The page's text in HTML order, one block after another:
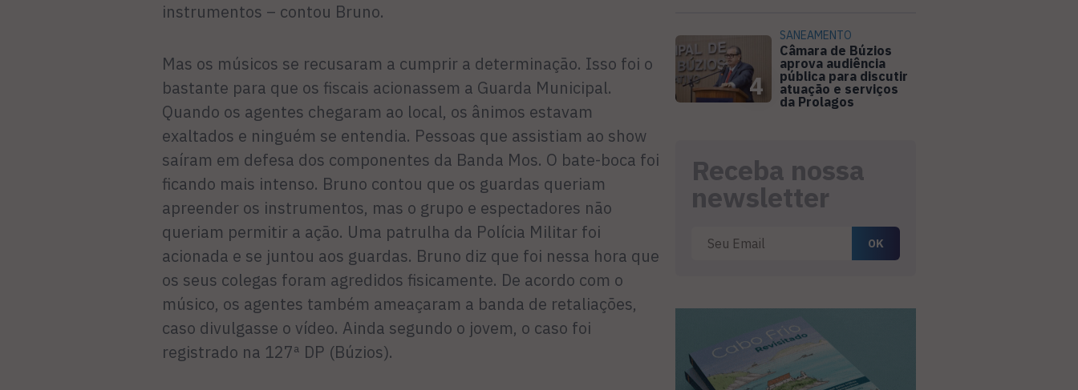
instrumentos – contou Bruno.
Mas os músicos se recusaram a cumprir a determinação. Isso foi o
bastante para que os fiscais acionassem a Guarda Municipal.
Quando os agentes chegaram ao local, os ânimos estavam
exaltados e ninguém se entendia. Pessoas que assistiam ao show
saíram em defesa dos componentes da Banda Mos. O bate-boca foi
ficando mais intenso. Bruno contou que os guardas queriam
apreender os instrumentos, mas o grupo e espectadores não
queriam permitir a ação. Uma patrulha da Polícia Militar foi
acionada e se juntou aos guardas. Bruno diz que foi nessa hora que
os seus colegas foram agredidos fisicamente. De acordo com o
músico, os agentes também ameaçaram a banda de retaliações,
caso divulgasse o vídeo. Ainda segundo o jovem, o caso foi
registrado na 127ª DP (Búzios).
4
SANEAMENTO
Câmara de Búzios
aprova audiência
pública para discutir
atuação e serviços
da Prolagos
Receba nossa
newsletter